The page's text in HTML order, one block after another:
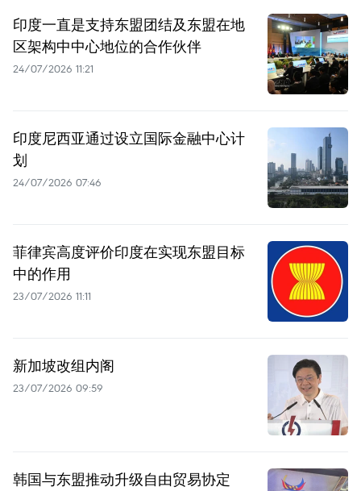
印度一直是支持东盟团结及东盟在地
区架构中中心地位的合作伙伴
24/07/2026 11:21
印度尼西亚通过设立国际金融中心计
划
24/07/2026 07:46
菲律宾高度评价印度在实现东盟目标
中的作用
23/07/2026 11:11
新加坡改组内阁
23/07/2026 09:59
韩国与东盟推动升级自由贸易协定